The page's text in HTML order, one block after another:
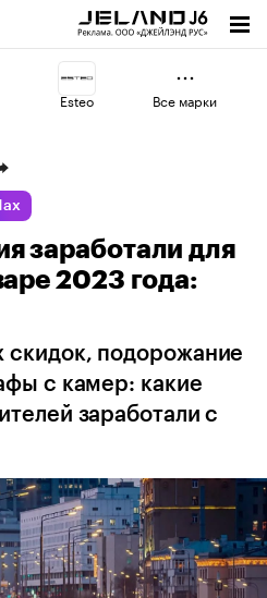
Esteo
Omoda
Все марки
заработали для
2023 года:
подорожание
с камер: какие
заработали с